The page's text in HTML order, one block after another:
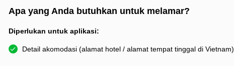
Apa yang Anda butuhkan untuk melamar?
Diperlukan untuk aplikasi:
Detail akomodasi (alamat hotel / alamat tempat tinggal di Vietnam)